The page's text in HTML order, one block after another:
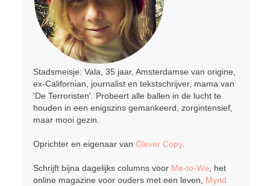
Stadsmeisje: Vala, 35 jaar, Amsterdamse van origine,
ex-Californian, journalist en tekstschrijver, mama van
'De Terroristen'. Probeert alle ballen in de lucht te
houden in een enigszins gemankeerd, zorgintensief,
maar mooi gezin.
Oprichter en eigenaar van Clever Copy.
Schrijft bijna dagelijks columns voor Me-to-We, het
online magazine voor ouders met een leven, Mynd